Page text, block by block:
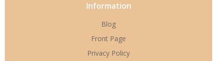
Information
Blog
Front Page
Privacy Policy